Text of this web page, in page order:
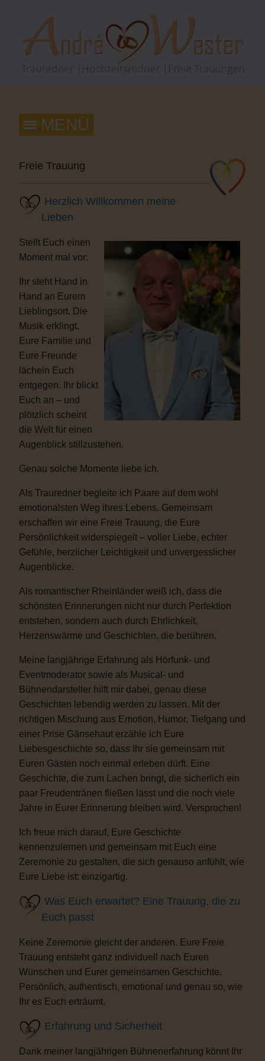
Freie Trauung
Herzlich Willkommen meine
Lieben
Stellt Euch einen
Moment mal vor:
Ihr steht Hand in
Hand an Eurem
Lieblingsort. Die
Musik erklingt.
Eure Familie und
Eure Freunde
lächeln Euch
entgegen. Ihr blickt
Euch an – und
plötzlich scheint
die Welt für einen
Augenblick stillzustehen.
Genau solche Momente liebe ich.
Als Trauredner begleite ich Paare auf dem wohl
emotionalsten Weg ihres Lebens. Gemeinsam
erschaffen wir eine Freie Trauung, die Eure
Persönlichkeit widerspiegelt – voller Liebe, echter
Gefühle, herzlicher Leichtigkeit und unvergesslicher
Augenblicke.
Als romantischer Rheinländer weiß ich, dass die
schönsten Erinnerungen nicht nur durch Perfektion
entstehen, sondern auch durch Ehrlichkeit,
Herzenswärme und Geschichten, die berühren.
Meine langjährige Erfahrung als Hörfunk- und
Eventmoderator sowie als Musical- und
Bühnendarsteller hilft mir dabei, genau diese
Geschichten lebendig werden zu lassen. Mit der
richtigen Mischung aus Emotion, Humor, Tiefgang und
einer Prise Gänsehaut erzähle ich Eure
Liebesgeschichte so, dass Ihr sie gemeinsam mit
Euren Gästen noch einmal erleben dürft. Eine
Geschichte, die zum Lachen bringt, die sicherlich ein
paar Freudentränen fließen lässt und die noch viele
Jahre in Eurer Erinnerung bleiben wird. Versprochen!
Ich freue mich darauf, Eure Geschichte
kennenzulernen und gemeinsam mit Euch eine
Zeremonie zu gestalten, die sich genauso anfühlt, wie
Eure Liebe ist: einzigartig.
Was Euch erwartet? Eine Trauung, die zu
Euch passt
Keine Zeremonie gleicht der anderen. Eure Freie
Trauung entsteht ganz individuell nach Euren
Wünschen und Eurer gemeinsamen Geschichte.
Persönlich, authentisch, emotional und genau so, wie
Ihr es Euch erträumt.
Erfahrung und Sicherheit
Dank meiner langjährigen Bühnenerfahrung könnt Ihr